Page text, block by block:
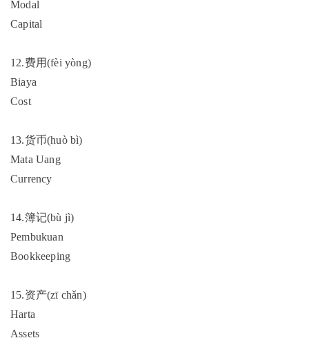
Modal
Capital
12.费用(fèi yòng)
Biaya
Cost
13.货币(huò bì)
Mata Uang
Currency
14.簿记(bù jì)
Pembukuan
Bookkeeping
15.资产(zī chǎn)
Harta
Assets